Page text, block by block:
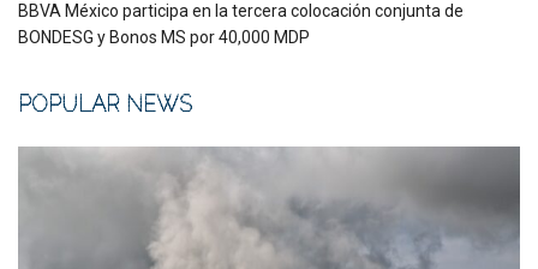
BBVA México participa en la tercera colocación conjunta de
BONDESG y Bonos MS por 40,000 MDP
POPULAR NEWS